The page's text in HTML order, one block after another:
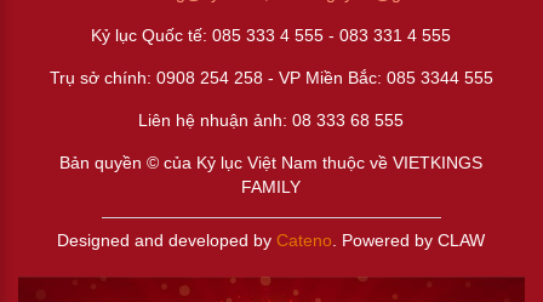
Kỷ lục Quốc tế: 085 333 4 555 - 083 331 4 555
Trụ sở chính: 0908 254 258 - VP Miền Bắc: 085 3344 555
Liên hệ nhuận ảnh:08 333 68 555
Bản quyền © của Kỷ lục Việt Nam thuộc về VIETKINGS
FAMILY
Designed and developed byCateno. Powered by CLAW